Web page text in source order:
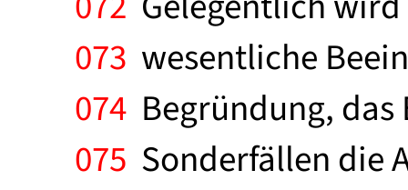
073 wesentliche
074 Begründung,
075 Sonderfällen die